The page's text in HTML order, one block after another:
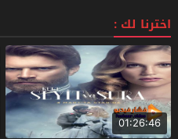
اخترنا لك :
01:26:46